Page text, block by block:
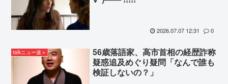
2026.07.07 12:31 0
talkニュー速＋
56歳落語家、高市首相の経歴詐称
疑惑追及めぐり疑問「なんで誰も
検証しないの？」